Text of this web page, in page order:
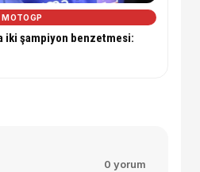
MOTOGP
iki şampiyon benzetmesi:
0 yorum